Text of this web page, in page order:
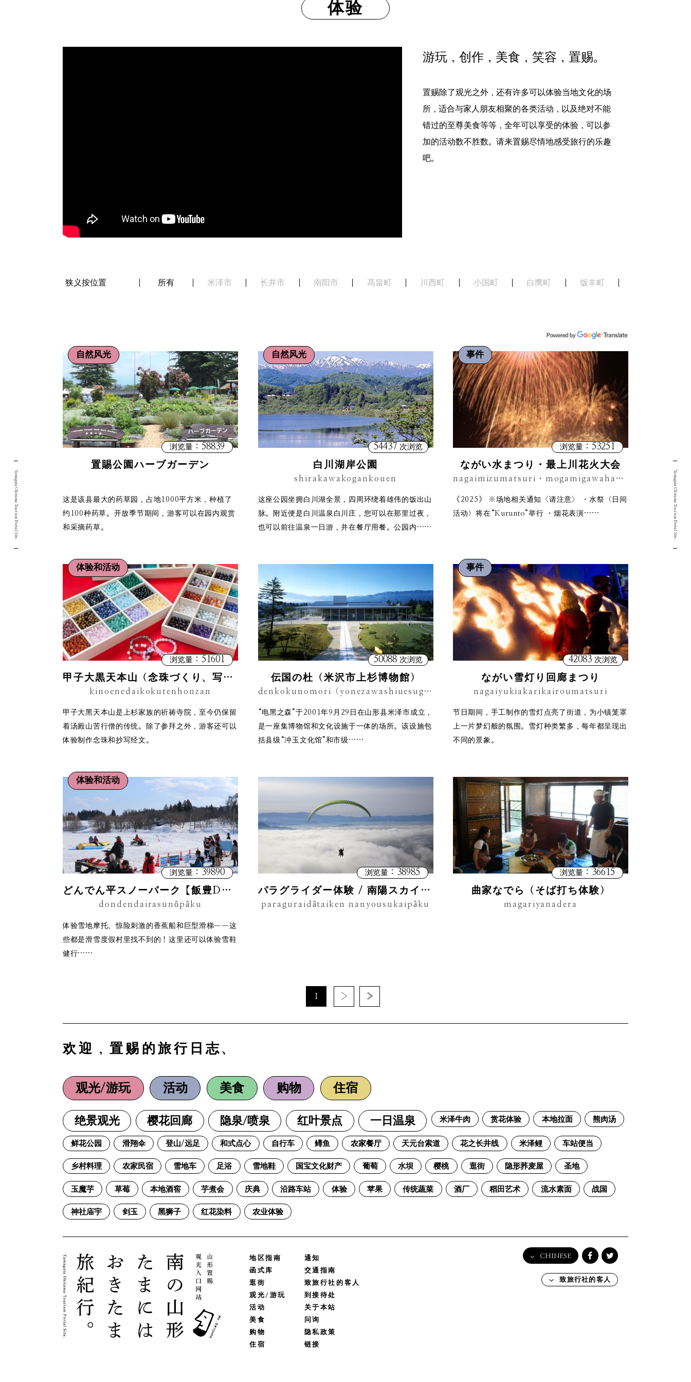
体验
游玩，创作，美食，笑容，置赐。
置赐除了观光之外，还有许多可以体验当地文化的场
所，适合与家人朋友相聚的各类活动，以及绝对不能
错过的至尊美食等等，全年可以享受的体验，可以参
加的活动数不胜数。请来置赐尽情地感受旅行的乐趣
吧。
狭义按位置 所有 米泽市 长井市 南阳市 高畠町 川西町 小国町 白鹰町 饭丰町
自然风光
浏览量 ：58839
置賜公園ハーブガーデン
这是该县最大的药草园，占地1000平方米，种植了
约100种药草。开放季节期间，游客可以在园内观赏
和采摘药草。
自然风光
54437 次浏览
白川湖岸公園
shirakawakogankouen
这座公园坐拥白川湖全景，四周环绕着雄伟的饭出山
脉。附近便是白川温泉白川庄，您可以在那里过夜，
也可以前往温泉一日游，并在餐厅用餐。公园内……
事件
浏览量 ：53251
ながい水まつり・最上川花火大会
nagaimizumatsuri・mogamigawahanabitaikai
《2025》 ※场地相关通知〈请注意〉 ・水祭（日间
活动）将在“Kurunto”举行 ・烟花表演……
体验和活动
浏览量 ：51601
甲子大黒天本山（念珠づくり、写経など）
kinoenedaikokutenhonzan
甲子大黑天本山是上杉家族的祈祷寺院，至今仍保留
着汤殿山苦行僧的传统。除了参拜之外，游客还可以
体验制作念珠和抄写经文。
50088 次浏览
伝国の杜（米沢市上杉博物館）
denkokunomori（yonezawashiuesugihakubutsukan）
“电黑之森”于2001年9月29日在山形县米泽市成立，
是一座集博物馆和文化设施于一体的场所。该设施包
括县级“冲玉文化馆”和市级……
事件
42083 次浏览
ながい雪灯り回廊まつり
nagaiyukiakarikairoumatsuri
节日期间，手工制作的雪灯点亮了街道，为小镇笼罩
上一片梦幻般的氛围。雪灯种类繁多，每年都呈现出
不同的景象。
体验和活动
浏览量 ：39890
どんでん平スノーパーク【飯豊DONDEN平雪上樂園】
dondendairasunôpâku
体验雪地摩托、惊险刺激的香蕉船和巨型滑梯——这
些都是滑雪度假村里找不到的！这里还可以体验雪鞋
健行……
浏览量：38985
パラグライダー体験 / 南陽スカイパーク
paraguraidâtaiken nanyousukaipâku
浏览量 ：36615
曲家なでら（そば打ち体験）
magariyanadera
1 › »
欢迎，置赐的旅行日志、
观光/游玩 活动 美食 购物 住宿
绝景观光 樱花回廊 隐泉/喷泉 红叶景点 一日温泉 米泽牛肉 赏花体验 本地拉面 熊肉汤
鲜花公园 滑翔伞 登山/远足 和式点心 自行车 鳟鱼 农家餐厅 天元台索道 花之长井线 米泽鲤 车站便当
乡村料理 农家民宿 雪地车 足浴 雪地鞋 国宝文化财产 葡萄 水坝 樱桃 逛街 隐形荞麦屋 圣地
玉魔芋 草莓 本地酒窖 芋煮会 庆典 沿路车站 体验 苹果 传统蔬菜 酒厂 稻田艺术 流水素面 战国
神社庙宇 剑玉 黑狮子 红花染料 农业体验
地区指南
函式库
逛街
观光/游玩
活动
美食
购物
住宿
通知
交通指南
致旅行社的客人
到接待处
关于本站
问询
隐私政策
链接
CHINESE
English
日本語
致旅行社的客人
Yamagata Okitama Tourism Portal Site. Yamagata Okitama Tourism Portal Site.